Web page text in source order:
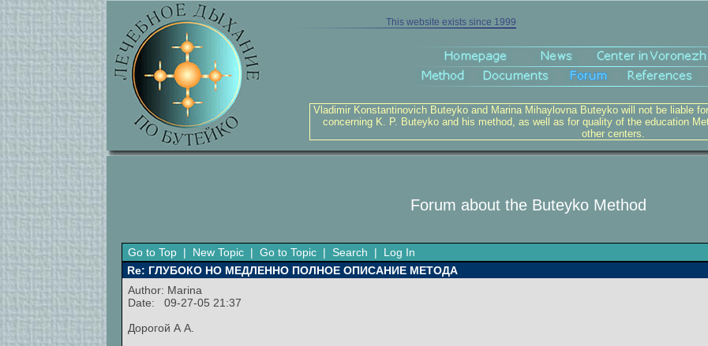
This website exists since 1999
Vladimir Konstantinovich Buteyko and Marina Mihaylovna Buteyko will not be liable
concerning K. P. Buteyko and his method, as well as for quality of the education
other centers.
Forum about the Buteyko Method
Go to Top | New Topic | Go to Topic | Search | Log In
Re: ГЛУБОКО НО МЕДЛЕННО ПОЛНОЕ ОПИСАНИЕ МЕТОДА
Author: Marina
Date: 09-27-05 21:37
Дорогой А А.